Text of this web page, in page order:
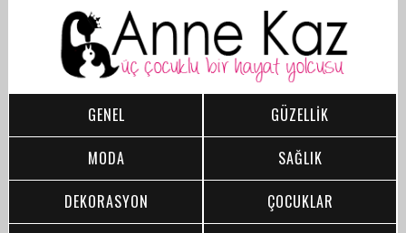
GENEL
GÜZELLİK
MODA
SAĞLIK
DEKORASYON
ÇOCUKLAR